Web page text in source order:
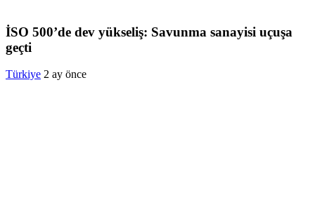
İSO 500’de dev yükseliş: Savunma sanayisi uçuşa
geçti
Türkiye 2 ay önce